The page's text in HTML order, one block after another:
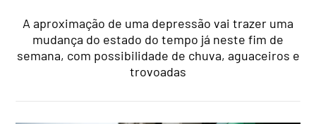
A aproximação de uma depressão vai trazer uma
mudança do estado do tempo já neste fim de
semana, com possibilidade de chuva, aguaceiros e
trovoadas